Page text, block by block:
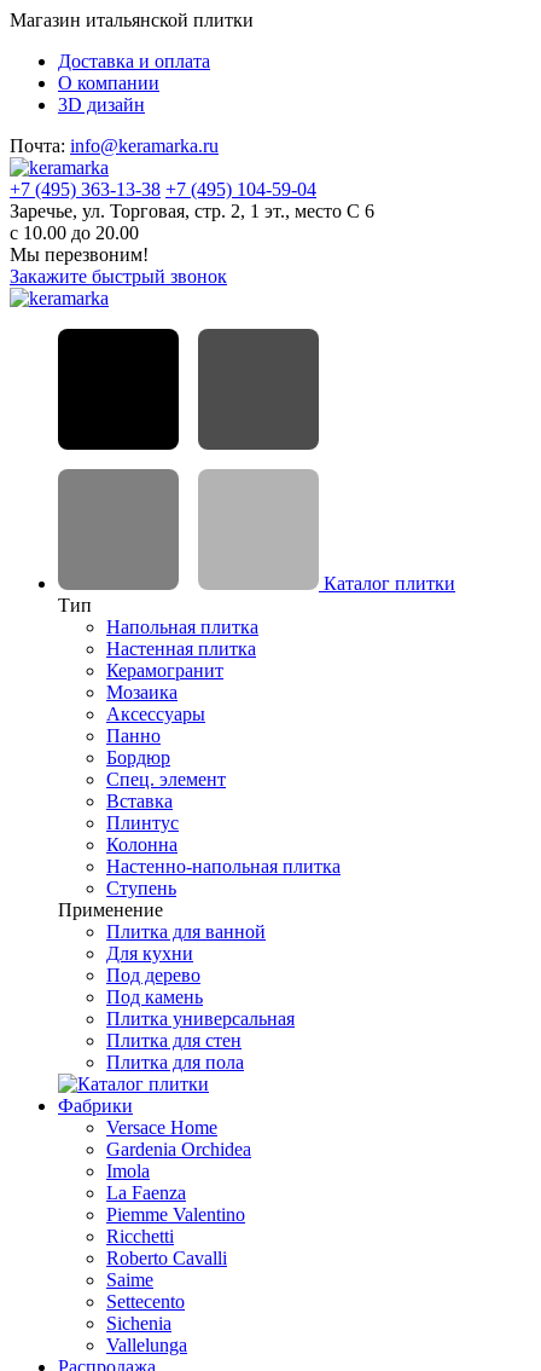
Магазин итальянской плитки
Доставка и оплата
О компании
3D дизайн
Почта: info@keramarka.ru
+7 (495) 363-13-38 +7 (495) 104-59-04
Заречье, ул. Торговая, стр. 2, 1 эт., место С 6
с 10.00 до 20.00
Мы перезвоним!
Закажите быстрый звонок
Каталог плитки
Тип
Напольная плитка
Настенная плитка
Керамогранит
Мозаика
Аксессуары
Панно
Бордюр
Спец. элемент
Вставка
Плинтус
Колонна
Настенно-напольная плитка
Ступень
Применение
Плитка для ванной
Для кухни
Под дерево
Под камень
Плитка универсальная
Плитка для стен
Плитка для пола
Фабрики
Versace Home
Gardenia Orchidea
Imola
La Faenza
Piemme Valentino
Ricchetti
Roberto Cavalli
Saime
Settecento
Sichenia
Vallelunga
Распродажа